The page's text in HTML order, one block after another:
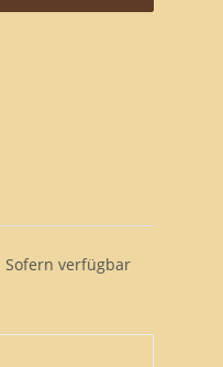
Sofern verfügbar